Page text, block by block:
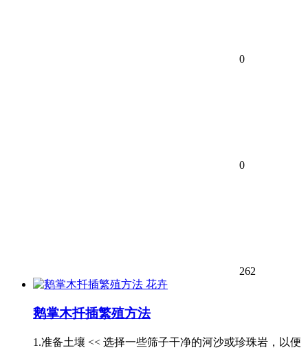
0
0
262
花卉
鹅掌木扦插繁殖方法
1.准备土壤 << 选择一些筛子干净的河沙或珍珠岩，以便